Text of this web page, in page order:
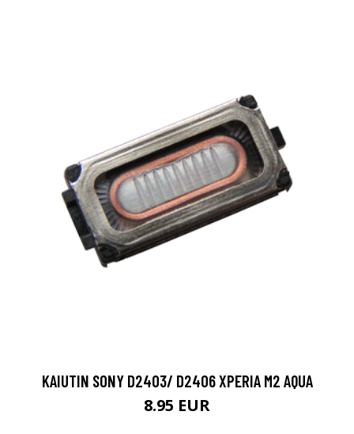
KAIUTIN SONY D2403/ D2406 XPERIA M2 AQUA
8.95 EUR